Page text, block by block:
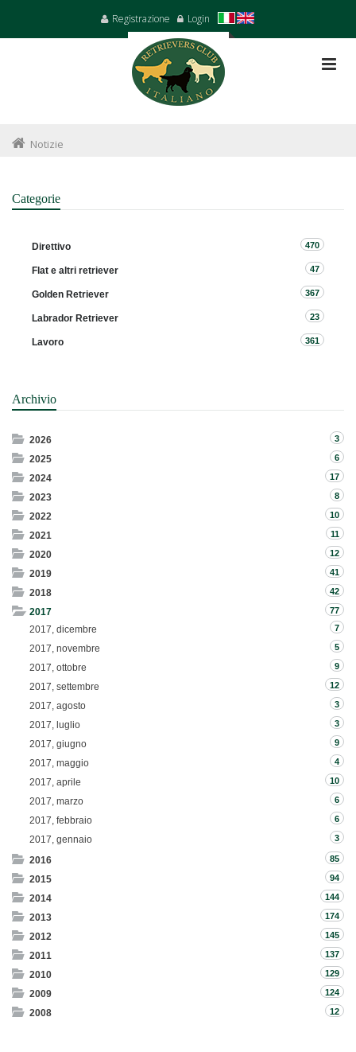
Registrazione Login
Notizie
Categorie
Direttivo 470
Flat e altri retriever 47
Golden Retriever 367
Labrador Retriever 23
Lavoro 361
Archivio
2026 3
2025 6
2024 17
2023 8
2022 10
2021 11
2020 12
2019 41
2018 42
2017 77
2017, dicembre 7
2017, novembre 5
2017, ottobre 9
2017, settembre 12
2017, agosto 3
2017, luglio 3
2017, giugno 9
2017, maggio 4
2017, aprile 10
2017, marzo 6
2017, febbraio 6
2017, gennaio 3
2016 85
2015 94
2014 144
2013 174
2012 145
2011 137
2010 129
2009 124
2008 12